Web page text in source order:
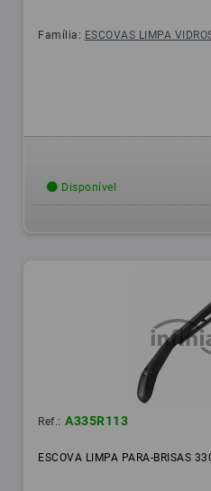
Família: ESCOVAS LIMPA
Disponível
Ref.: A335R113
ESCOVA LIMPA PARA-BRISAS